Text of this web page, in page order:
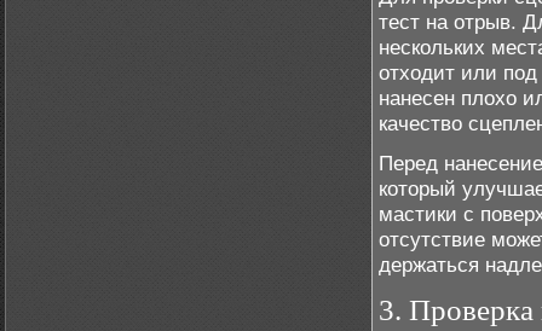
тест на отрыв.
нескольких
отходит или
нанесен плохо
качество
Перед
который
мастики с
отсутствие
держаться
3. Проверка